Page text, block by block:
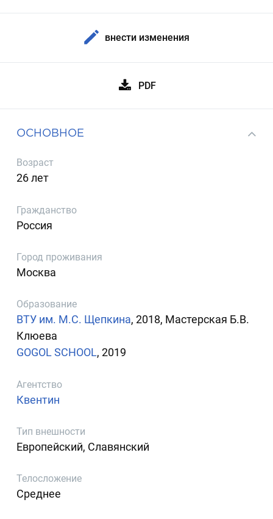
внести изменения
PDF
ОСНОВНОЕ
Возраст
26 лет
Гражданство
Россия
Город проживания
Москва
Образование
ВТУ им. М.С. Щепкина, 2018, Мастерская Б.В.
Клюева
GOGOL SCHOOL, 2019
Агентство
Квентин
Тип внешности
Европейский, Славянский
Телосложение
Среднее